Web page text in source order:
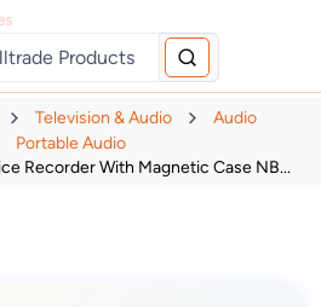
Television & Audio
Audio
Portable Audio
Recorder With Magnetic Case NB...